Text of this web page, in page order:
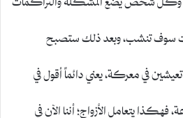
سوف تنشب، وبعد ذلك ستصبح
في معركة، يعني دائماً أقول في
يتعامل الأزواج؛ أننا الآن في